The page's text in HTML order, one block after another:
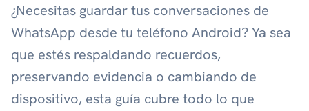
¿Necesitas guardar tus conversaciones de
WhatsApp desde tu teléfono Android? Ya sea
que estés respaldando recuerdos,
preservando evidencia o cambiando de
dispositivo, esta guía cubre todo lo que